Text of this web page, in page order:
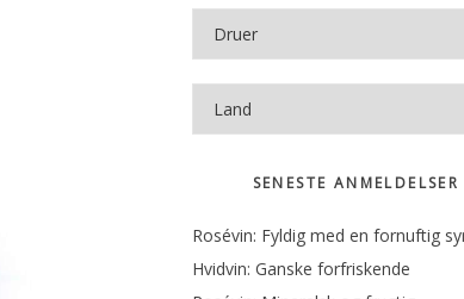
SENESTE ANMELDELSER
Rosévin: Fyldig med en fornuftig
Hvidvin: Ganske forfriskende